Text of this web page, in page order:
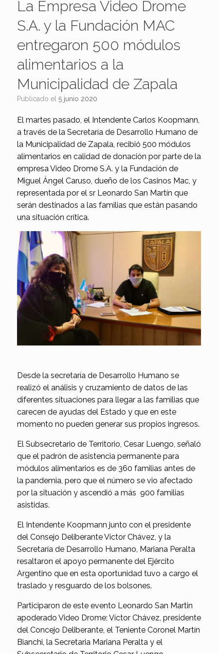
La Empresa Video Drome
S.A. y la Fundación MAC
entregaron 500 módulos
alimentarios a la
Municipalidad de Zapala
Publicado el 5 junio 2020
El martes pasado, el Intendente Carlos Koopmann,
a través de la Secretaría de Desarrollo Humano de
la Municipalidad de Zapala, recibió 500 módulos
alimentarios en calidad de donación por parte de la
empresa Video Drome S.A. y la Fundación de
Miguel Ángel Caruso, dueño de los Casinos Mac, y
representada por el sr Leonardo San Martín que
serán destinados a las familias que están pasando
una situación crítica.
Desde la secretaría de Desarrollo Humano se
realizó el análisis y cruzamiento de datos de las
diferentes situaciones para llegar a las familias que
carecen de ayudas del Estado y que en este
momento no pueden generar sus propios ingresos.
El Subsecretario de Territorio, Cesar Luengo, señaló
que el padrón de asistencia permanente para
módulos alimentarios es de 360 familias antes de
la pandemia, pero que el número se vio afectado
por la situación y ascendió a más 900 familias
asistidas.
El Intendente Koopmann junto con el presidente
del Consejo Deliberante Víctor Chávez, y la
Secretaría de Desarrollo Humano, Mariana Peralta
resaltaron el apoyo permanente del Ejército
Argentino que en esta oportunidad tuvo a cargo el
traslado y resguardo de los bolsones.
Participaron de este evento Leonardo San Martin
apoderado Video Drome; Víctor Chávez, presidente
del Concejo Deliberante, el Teniente Coronel Martín
Bianchi, la Secretaria Mariana Peralta y el